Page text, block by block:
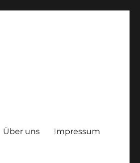
Über uns Impressum